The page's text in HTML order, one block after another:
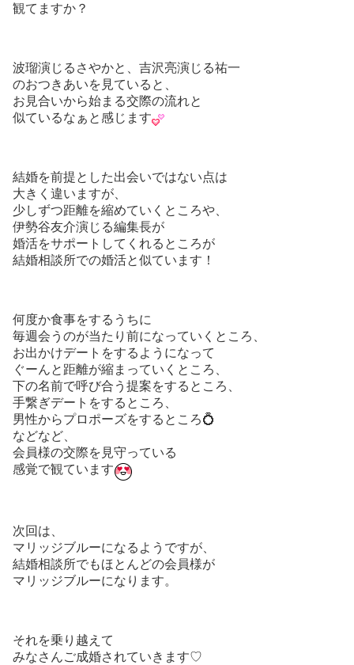
観てますか？
波瑠演じるさやかと、吉沢亮演じる祐一
のおつきあいを見ていると、
お見合いから始まる交際の流れと
似ているなぁと感じます
結婚を前提とした出会いではない点は
大きく違いますが、
少しずつ距離を縮めていくところや、
伊勢谷友介演じる編集長が
婚活をサポートしてくれるところが
結婚相談所での婚活と似ています！
何度か食事をするうちに
毎週会うのが当たり前になっていくところ、
お出かけデートをするようになって
ぐーんと距離が縮まっていくところ、
下の名前で呼び合う提案をするところ、
手繋ぎデートをするところ、
男性からプロポーズをするところ💍
などなど、
会員様の交際を見守っている
感覚で観ています
次回は、
マリッジブルーになるようですが、
結婚相談所でもほとんどの会員様が
マリッジブルーになります。
それを乗り越えて
みなさんご成婚されていきます♡